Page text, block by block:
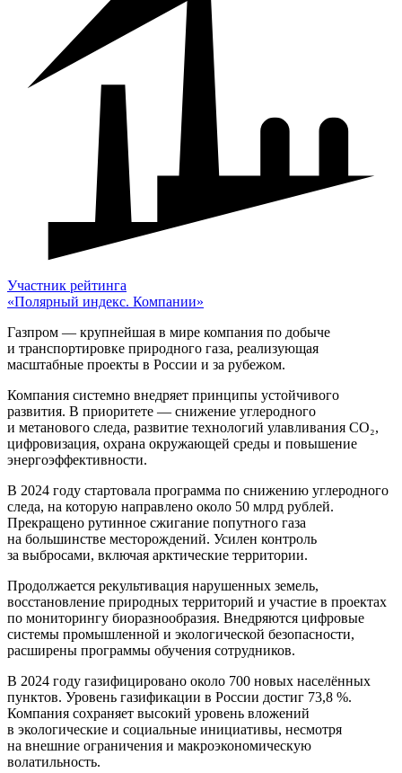
Участник рейтинга
«Полярный индекс. Компании»
Газпром — крупнейшая в мире компания по добыче
и транспортировке природного газа, реализующая
масштабные проекты в России и за рубежом.
Компания системно внедряет принципы устойчивого
развития. В приоритете — снижение углеродного
и метанового следа, развитие технологий улавливания CO₂,
цифровизация, охрана окружающей среды и повышение
энергоэффективности.
В 2024 году стартовала программа по снижению углеродного
следа, на которую направлено около 50 млрд рублей.
Прекращено рутинное сжигание попутного газа
на большинстве месторождений. Усилен контроль
за выбросами, включая арктические территории.
Продолжается рекультивация нарушенных земель,
восстановление природных территорий и участие в проектах
по мониторингу биоразнообразия. Внедряются цифровые
системы промышленной и экологической безопасности,
расширены программы обучения сотрудников.
В 2024 году газифицировано около 700 новых населённых
пунктов. Уровень газификации в России достиг 73,8 %.
Компания сохраняет высокий уровень вложений
в экологические и социальные инициативы, несмотря
на внешние ограничения и макроэкономическую
волатильность.